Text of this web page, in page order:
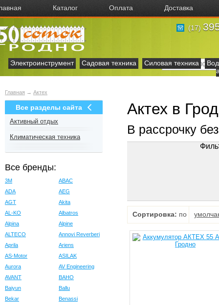
Каталог Оплата Доставка
(17)
Электроинструмент Садовая техника Силовая техника
Главная → Актех
Все разделы сайта
Активный отдых
Климатическая техника
Все бренды:
3M
ABAC
ADA
AEG
AGT
Akita
AL-KO
Albatros
Alpina
Alpine
ALTECO
Annovi Reverberi
Aprila
Ariens
AS-Motor
ASILAK
Aurora
AV Engineering
AVANT
BAHO
Baiyun
Ballu
Bekar
Benassi
Актех в
В рассрочку
Сортировка: по